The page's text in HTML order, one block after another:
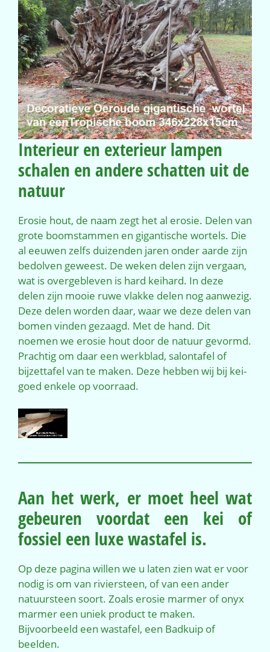
Interieur en exterieur lampen
schalen en andere schatten uit de
natuur
Erosie hout, de naam zegt het al erosie. Delen van
grote boomstammen en gigantische wortels. Die
al eeuwen zelfs duizenden jaren onder aarde zijn
bedolven geweest. De weken delen zijn vergaan,
wat is overgebleven is hard keihard. In deze
delen zijn mooie ruwe vlakke delen nog aanwezig.
Deze delen worden daar, waar we deze delen van
bomen vinden gezaagd. Met de hand. Dit
noemen we erosie hout door de natuur gevormd.
Prachtig om daar een werkblad, salontafel of
bijzettafel van te maken. Deze hebben wij bij kei-
goed enkele op voorraad.
Aan het werk, er moet heel wat
gebeuren voordat een kei of
fossiel een luxe wastafel is.
Op deze pagina willen we u laten zien wat er voor
nodig is om van riviersteen, of van een ander
natuursteen soort. Zoals erosie marmer of onyx
marmer een uniek product te maken.
Bijvoorbeeld een wastafel, een Badkuip of
beelden.